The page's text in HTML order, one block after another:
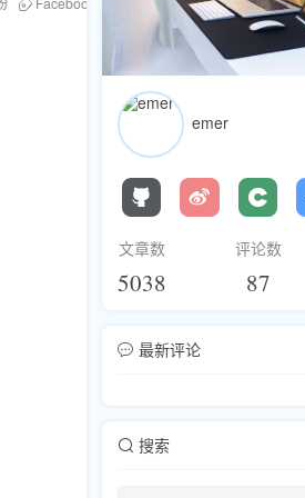
emer
文章数
5038
评论数
87
最新评论
搜索